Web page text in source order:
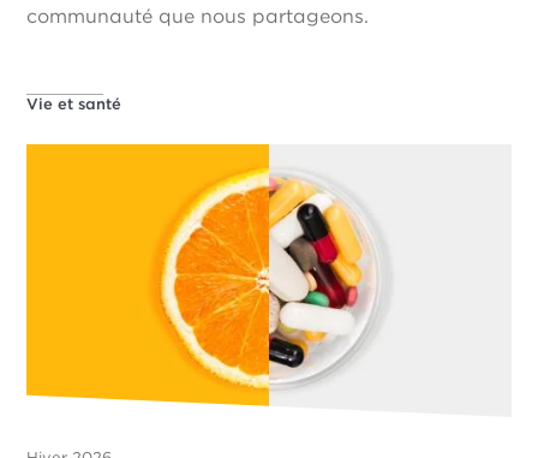
communauté que nous partageons.
Vie et santé